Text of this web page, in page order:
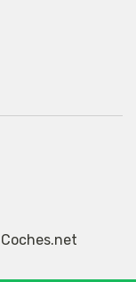
Coches.net